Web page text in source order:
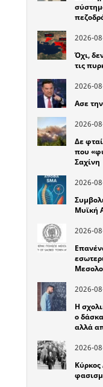
2026-
Όχι,
τις
2026-
Ασε
2026-
Δε
που
Σαχίνη
2026-
Μυϊκή
2026-
2026-
Η
ο
αλλά
2026-
Κύρκος